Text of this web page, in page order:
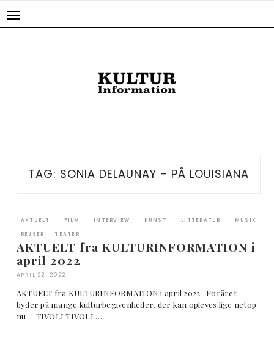
TAG: SONIA DELAUNAY – PÅ LOUISIANA
AKTUELT FILM INTERVIEW KUNST LITTERATUR MUSIK
REJSER TEATER
AKTUELT fra KULTURINFORMATION i
april 2022
APRIL 22, 2022
AKTUELT fra KULTURINFORMATION i april 2022 Foråret
byder på mange kulturbegivenheder, der kan opleves lige netop
nu TIVOLI TIVOLI …